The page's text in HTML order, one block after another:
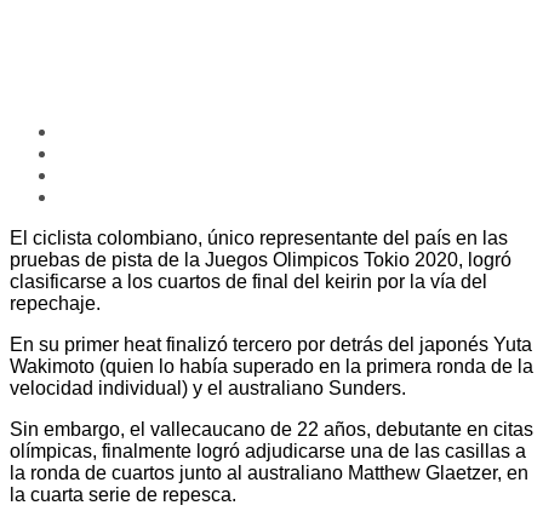
El ciclista colombiano, único representante del país en las
pruebas de pista de la Juegos Olimpicos Tokio 2020, logró
clasificarse a los cuartos de final del keirin por la vía del
repechaje.
En su primer heat finalizó tercero por detrás del japonés Yuta
Wakimoto (quien lo había superado en la primera ronda de la
velocidad individual) y el australiano Sunders.
Sin embargo, el vallecaucano de 22 años, debutante en citas
olímpicas, finalmente logró adjudicarse una de las casillas a
la ronda de cuartos junto al australiano Matthew Glaetzer, en
la cuarta serie de repesca.